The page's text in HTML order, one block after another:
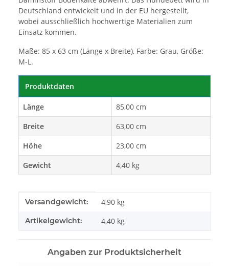
Deutschland entwickelt und in der EU hergestellt,
wobei ausschließlich hochwertige Materialien zum
Einsatz kommen.
Maße: 85 x 63 cm (Länge x Breite), Farbe: Grau, Größe:
M-L.
Produktdaten
Länge
85,00 cm
Breite
63,00 cm
Höhe
23,00 cm
Gewicht
4,40 kg
Produkteigenschaft
Wert
Versandgewicht: 4,90 kg
Artikelgewicht: 4,40 kg
Angaben zur Produktsicherheit